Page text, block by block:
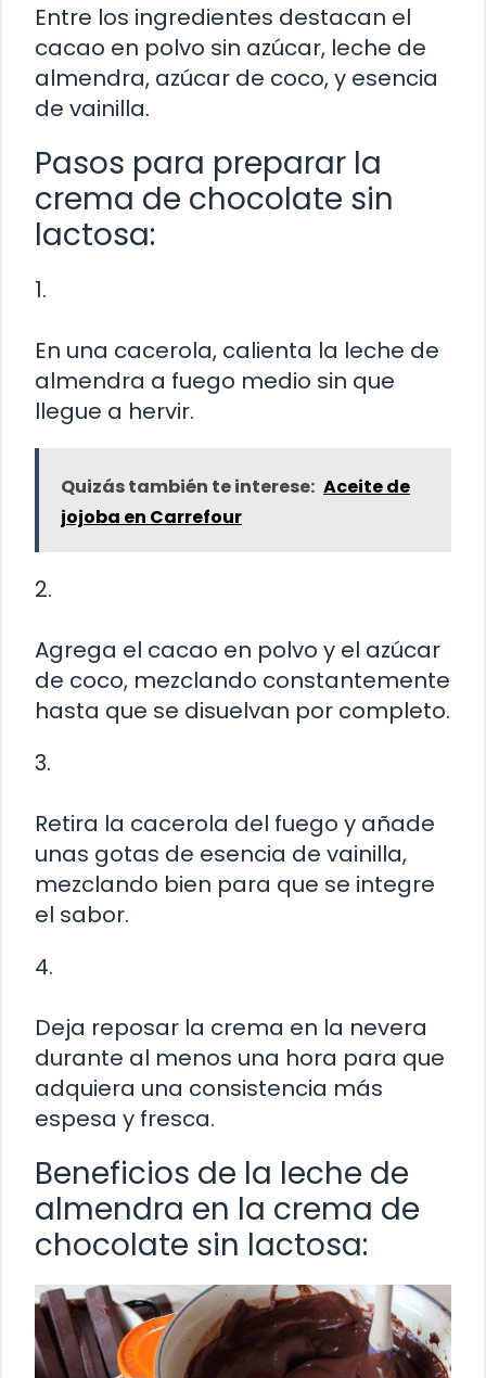
Entre los ingredientes destacan el
cacao en polvo sin azúcar, leche de
almendra, azúcar de coco, y esencia
de vainilla.
Pasos para preparar la
crema de chocolate sin
lactosa:
1.
En una cacerola, calienta la leche de
almendra a fuego medio sin que
llegue a hervir.
Quizás también te interese: Aceite de
jojoba en Carrefour
2.
Agrega el cacao en polvo y el azúcar
de coco, mezclando constantemente
hasta que se disuelvan por completo.
3.
Retira la cacerola del fuego y añade
unas gotas de esencia de vainilla,
mezclando bien para que se integre
el sabor.
4.
Deja reposar la crema en la nevera
durante al menos una hora para que
adquiera una consistencia más
espesa y fresca.
Beneficios de la leche de
almendra en la crema de
chocolate sin lactosa: